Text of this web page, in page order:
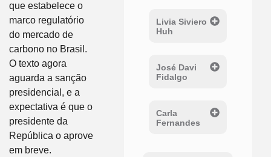
que estabelece o
marco regulatório
do mercado de
carbono no Brasil.
O texto agora
aguarda a sanção
presidencial, e a
expectativa é que o
presidente da
República o aprove
em breve.
Livia Siviero
Huh
José Davi
Fidalgo
Carla
Fernandes